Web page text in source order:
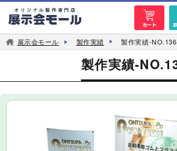
展示会モール 製作実績 製作実績-NO.136
製作実績-